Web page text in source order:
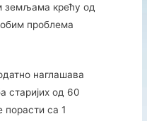
земљама крећу од
обим проблема
наглашава
старијих од 60
порасти са 1